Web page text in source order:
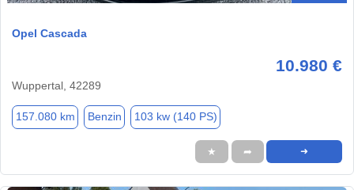
Opel Cascada
10.980 €
Wuppertal, 42289
157.080 km Benzin 103 kw (140 PS)
★ ➦ ➜